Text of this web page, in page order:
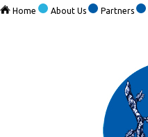
Home About Us Partners